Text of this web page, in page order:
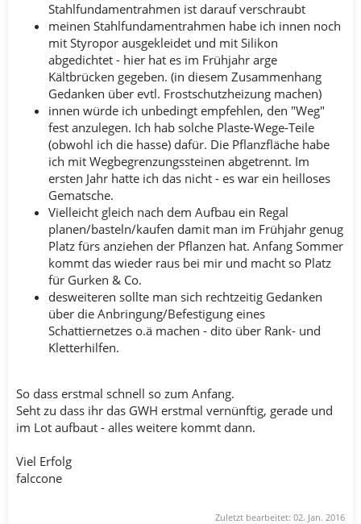
Stahlfundamentrahmen ist darauf verschraubt
meinen Stahlfundamentrahmen habe ich innen noch
mit Styropor ausgekleidet und mit Silikon
abgedichtet - hier hat es im Frühjahr arge
Kältbrücken gegeben. (in diesem Zusammenhang
Gedanken über evtl. Frostschutzheizung machen)
innen würde ich unbedingt empfehlen, den "Weg"
fest anzulegen. Ich hab solche Plaste-Wege-Teile
(obwohl ich die hasse) dafür. Die Pflanzfläche habe
ich mit Wegbegrenzungssteinen abgetrennt. Im
ersten Jahr hatte ich das nicht - es war ein heilloses
Gematsche.
Vielleicht gleich nach dem Aufbau ein Regal
planen/basteln/kaufen damit man im Frühjahr genug
Platz fürs anziehen der Pflanzen hat. Anfang Sommer
kommt das wieder raus bei mir und macht so Platz
für Gurken & Co.
desweiteren sollte man sich rechtzeitig Gedanken
über die Anbringung/Befestigung eines
Schattiernetzes o.ä machen - dito über Rank- und
Kletterhilfen.
So dass erstmal schnell so zum Anfang.
Seht zu dass ihr das GWH erstmal vernünftig, gerade und
im Lot aufbaut - alles weitere kommt dann.
Viel Erfolg
falccone
Zuletzt bearbeitet: 02. Jan. 2016